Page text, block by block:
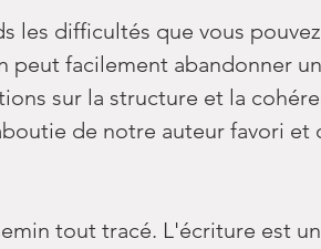
les difficultés que vous
peut facilement abandonner
sur la structure et la
de notre auteur favori et
tout tracé. L'écriture est